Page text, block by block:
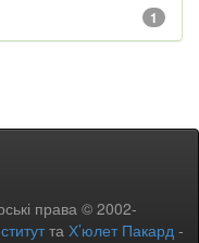
1
права © 2002-
та Х’юлет Пакард -